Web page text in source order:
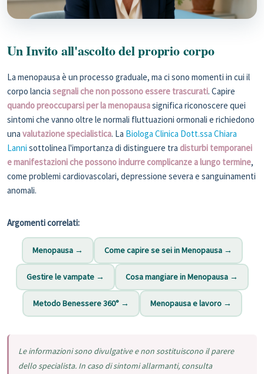
Un Invito all'ascolto del proprio corpo
La menopausa è un processo graduale, ma ci sono momenti in cui il
corpo lancia segnali che non possono essere trascurati. Capire
quando preoccuparsi per la menopausasignifica riconoscere quei
sintomi che vanno oltre le normali fluttuazioni ormonali e richiedono
una valutazione specialistica. La Biologa Clinica Dott.ssa Chiara
Lanni sottolinea l'importanza di distinguere tra disturbi temporanei
e manifestazioni che possono indurre complicanze a lungo termine,
come problemi cardiovascolari, depressione severa e sanguinamenti
anomali.
Argomenti correlati:
Menopausa → Come capire se sei in Menopausa →
Gestire le vampate → Cosa mangiare in Menopausa →
Metodo Benessere 360° → Menopausa e lavoro →
Le informazioni sono divulgative e non sostituiscono il parere
dello specialista. In caso di sintomi allarmanti, consulta